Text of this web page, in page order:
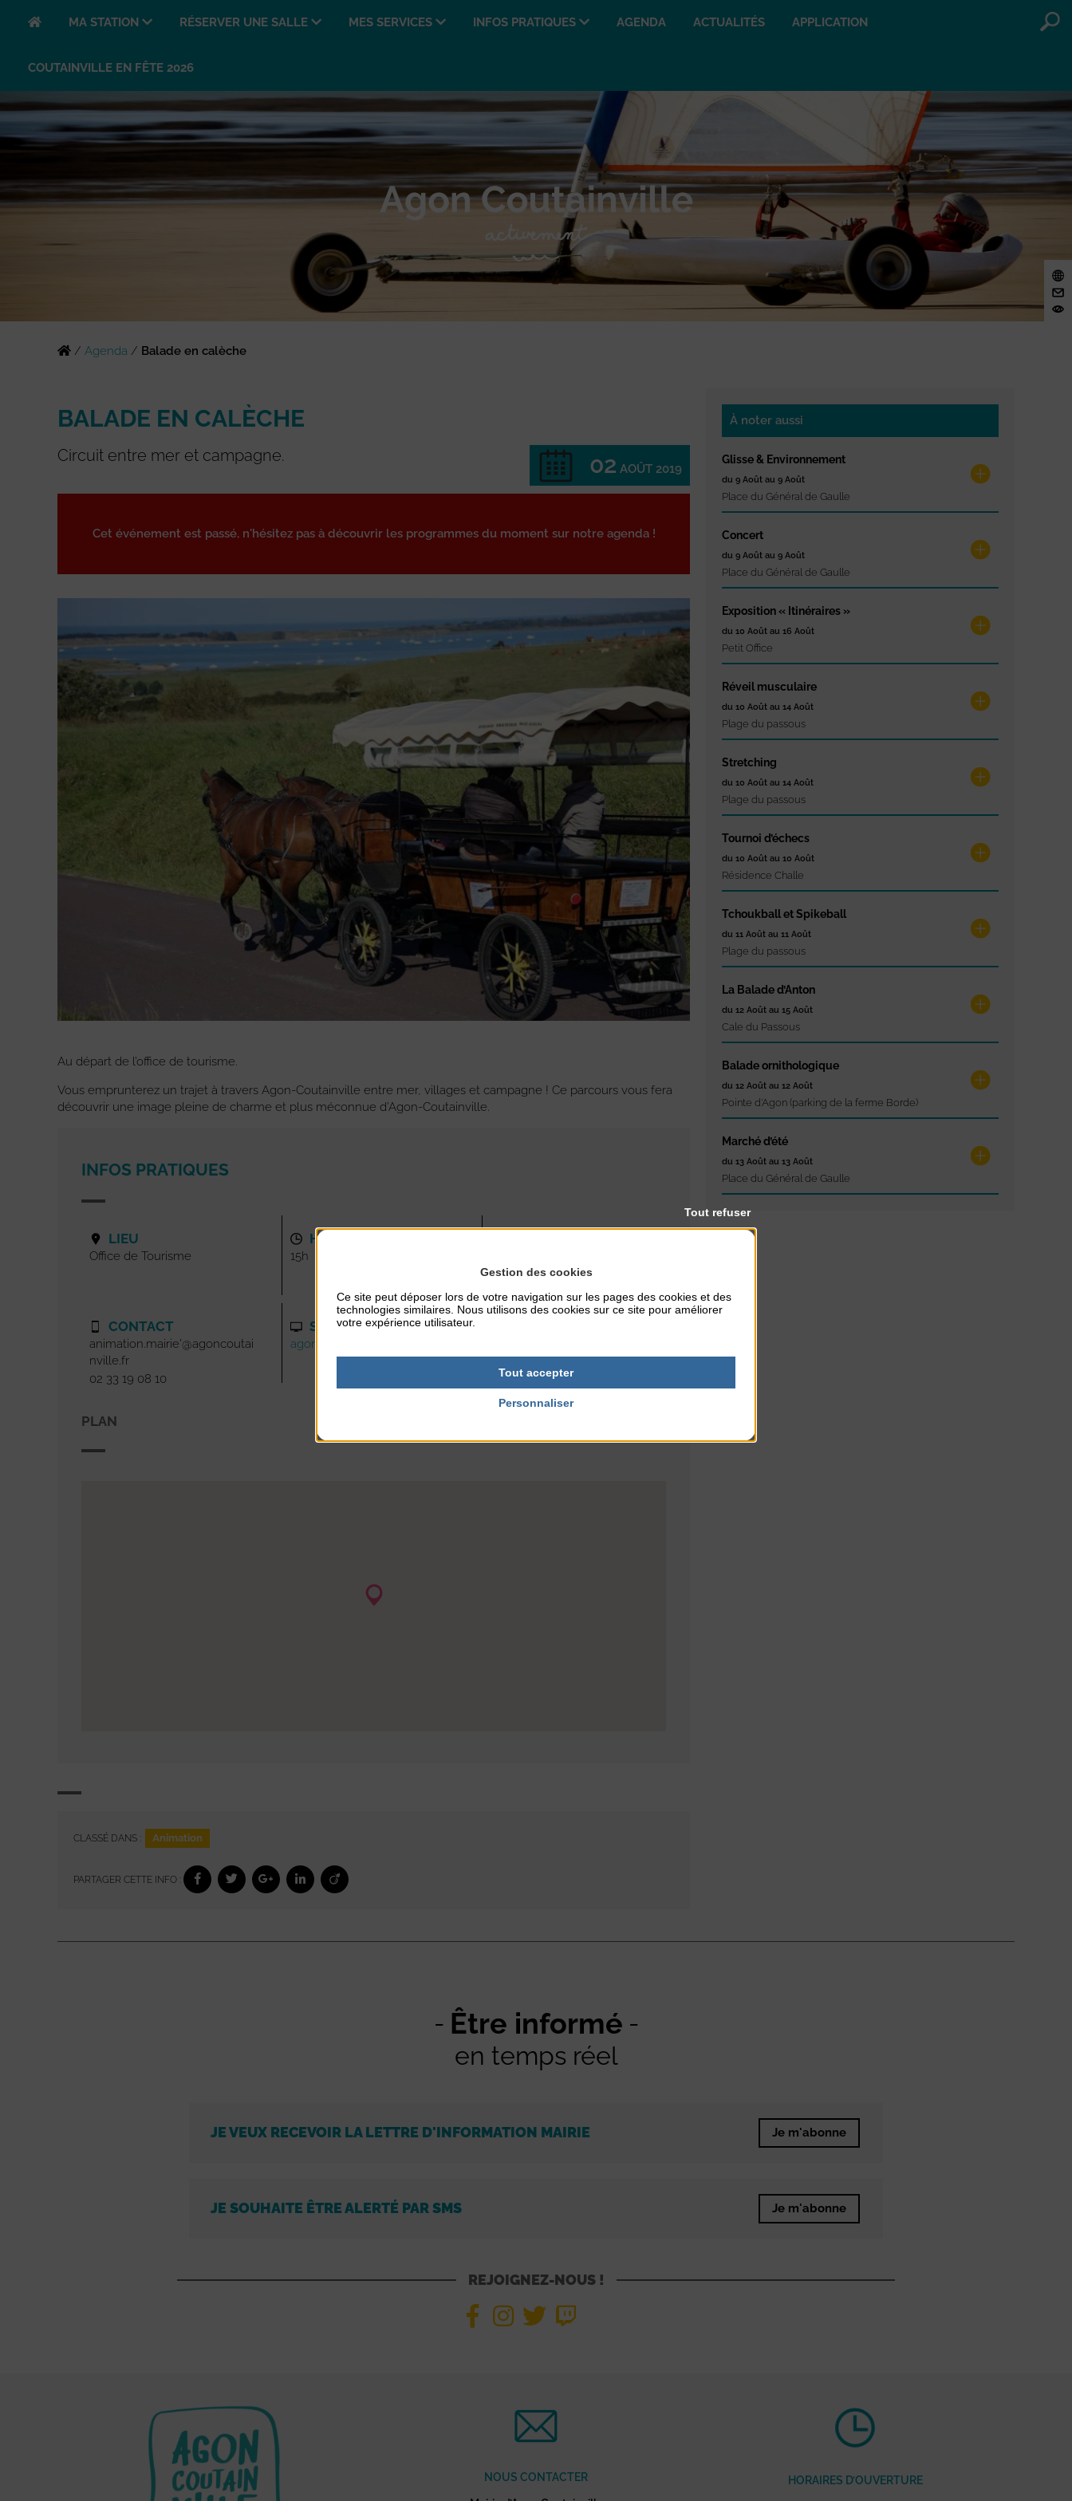
MA STATION RÉSERVER UNE SALLE MES SERVICES INFOS PRATIQUES AGENDA ACTUALITÉS APPLICATION
COUTAINVILLE EN FÊTE 2026
/ Agenda / Balade en calèche
BALADE EN CALÈCHE
Circuit entre mer et campagne. 02 AOÛT 2019
Cet événement est passé, n'hésitez pas à découvrir les programmes du moment sur notre agenda !
Au départ de l’office de tourisme.
Vous emprunterez un trajet à travers Agon-Coutainville entre mer, villages et campagne ! Ce parcours vous fera
découvrir une image pleine de charme et plus méconnue d’Agon-Coutainville.
INFOS PRATIQUES
LIEU
Office de Tourisme
CONTACT
animation.mairie'@agoncoutai
nville.fr
02 33 19 08 10
HORAIRES
15h
SITE INTERNET
agoncoutainvile.fr
PLAN
CLASSÉ DANS : Animation
PARTAGER CETTE INFO :
À noter aussi
Glisse & Environnement
du 9 Août au 9 Août
Place du Général de Gaulle
Concert
du 9 Août au 9 Août
Place du Général de Gaulle
Exposition « Itinéraires »
du 10 Août au 16 Août
Petit Office
Réveil musculaire
du 10 Août au 14 Août
Plage du passous
Stretching
du 10 Août au 14 Août
Plage du passous
Tournoi d’échecs
du 10 Août au 10 Août
Résidence Challe
Tchoukball et Spikeball
du 11 Août au 11 Août
Plage du passous
La Balade d’Anton
du 12 Août au 15 Août
Cale du Passous
Balade ornithologique
du 12 Août au 12 Août
Pointe d'Agon (parking de la ferme Borde)
Marché d’été
du 13 Août au 13 Août
Place du Général de Gaulle
Être informé
en temps réel
JE VEUX RECEVOIR LA LETTRE D'INFORMATION MAIRIE Je m'abonne
JE SOUHAITE ÊTRE ALERTÉ PAR SMS Je m'abonne
REJOIGNEZ-NOUS !
NOUS CONTACTER HORAIRES D’OUVERTURE
Gestion des cookies
Ce site peut déposer lors de votre navigation sur les pages des cookies et des
technologies similaires. Nous utilisons des cookies sur ce site pour améliorer
votre expérience utilisateur.
Tout accepter
Tout refuser
Personnaliser